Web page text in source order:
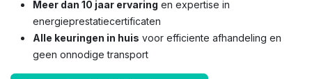
Meer dan 10 jaar ervaring en expertise in
energieprestatiecertificaten
Alle keuringen in huis voor efficiente afhandeling en
geen onnodige transport